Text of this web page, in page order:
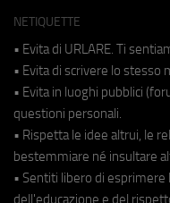
NETIQUETTE
• Evita di URLARE. Ti
• Evita di scrivere lo stesso
• Evita in luoghi pubblici
questioni personali.
• Rispetta le idee altrui, le
bestemmiare né insultare
• Sentiti libero di
dell'educazione e del